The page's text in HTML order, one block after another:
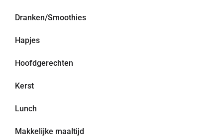
Dranken/Smoothies
Hapjes
Hoofdgerechten
Kerst
Lunch
Makkelijke maaltijd